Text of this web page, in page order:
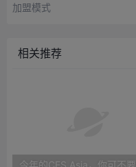
加盟模式
相关推荐